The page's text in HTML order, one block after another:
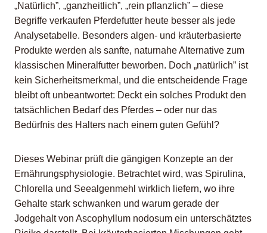
„Natürlich”, „ganzheitlich”, „rein pflanzlich” – diese
Begriffe verkaufen Pferdefutter heute besser als jede
Analysetabelle. Besonders algen- und kräuterbasierte
Produkte werden als sanfte, naturnahe Alternative zum
klassischen Mineralfutter beworben. Doch „natürlich” ist
kein Sicherheitsmerkmal, und die entscheidende Frage
bleibt oft unbeantwortet: Deckt ein solches Produkt den
tatsächlichen Bedarf des Pferdes – oder nur das
Bedürfnis des Halters nach einem guten Gefühl?
Dieses Webinar prüft die gängigen Konzepte an der
Ernährungsphysiologie. Betrachtet wird, was Spirulina,
Chlorella und Seealgenmehl wirklich liefern, wo ihre
Gehalte stark schwanken und warum gerade der
Jodgehalt von Ascophyllum nodosum ein unterschätztes